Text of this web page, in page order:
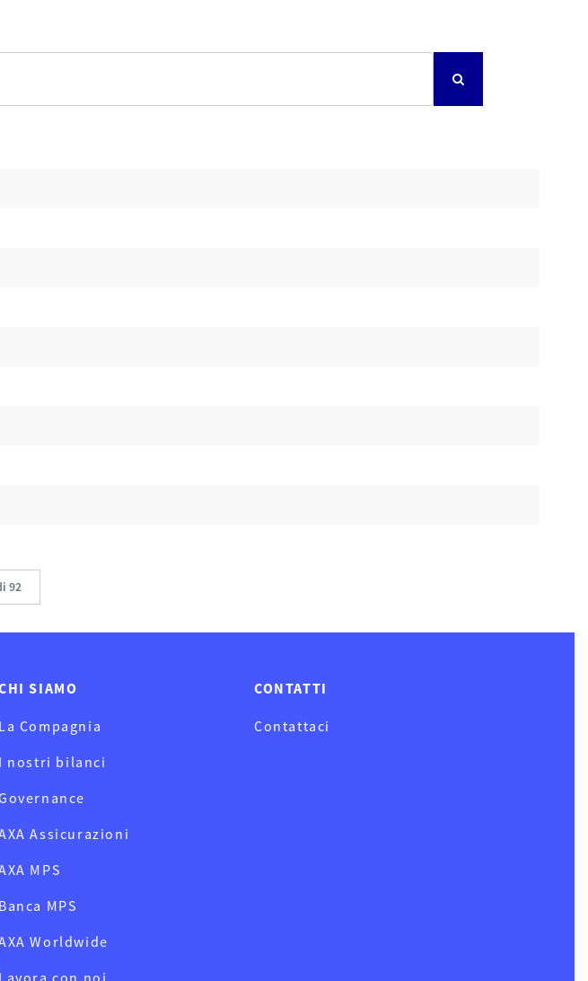
92
SIAMO
La Compagnia
I nostri bilanci
Assicurazioni
MPS
Banca MPS
Worldwide
Lavora con noi
CONTATTI
Contattaci